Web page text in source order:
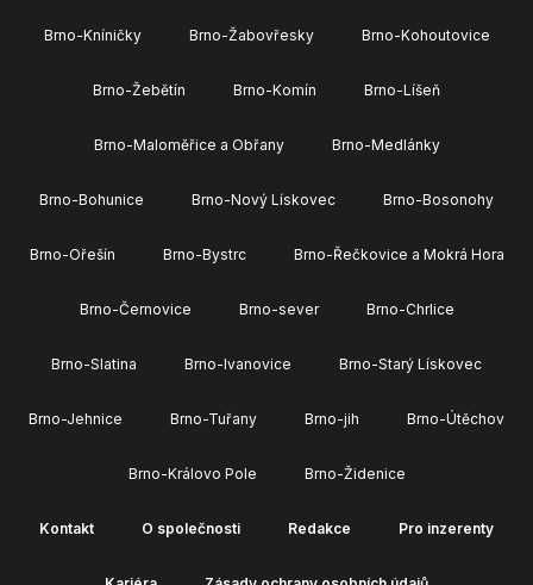
Brno-Kníničky Brno-Žabovřesky Brno-Kohoutovice
Brno-Žebětín Brno-Komín Brno-Líšeň
Brno-Maloměřice a Obřany Brno-Medlánky
Brno-Bohunice Brno-Nový Lískovec Brno-Bosonohy
Brno-Ořešín Brno-Bystrc Brno-Řečkovice a Mokrá Hora
Brno-Černovice Brno-sever Brno-Chrlice
Brno-Slatina Brno-Ivanovice Brno-Starý Lískovec
Brno-Jehnice Brno-Tuřany Brno-jih Brno-Útěchov
Brno-Královo Pole Brno-Židenice
Kontakt O společnosti Redakce Pro inzerenty